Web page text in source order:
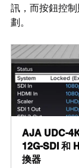
訊，而按鈕控
劃。
AJA UDC-
12G-SDI 和
換器